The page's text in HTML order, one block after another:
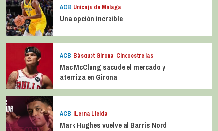
ACB Unicaja de Málaga
Una opción increíble
ACB Bàsquet Girona Cincoestrellas
Mac McClung sacude el mercado y
aterriza en Girona
ACB iLerna Lleida
Mark Hughes vuelve al Barris Nord